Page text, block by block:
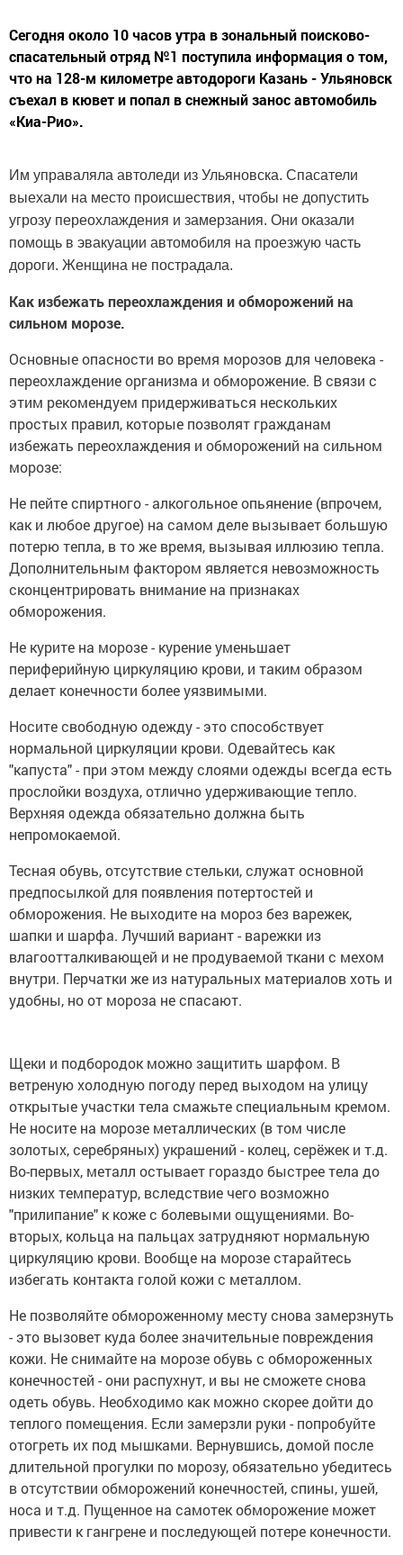
Сегодня около 10 часов утра в зональный поисково-
спасательный отряд №1 поступила информация о том,
что на 128-м километре автодороги Казань - Ульяновск
съехал в кювет и попал в снежный занос автомобиль
«Киа-Рио».
Им управаляла автоледи из Ульяновска. Спасатели
выехали на место происшествия, чтобы не допустить
угрозу переохлаждения и замерзания. Они оказали
помощь в эвакуации автомобиля на проезжую часть
дороги. Женщина не пострадала.
Как избежать переохлаждения и обморожений на
сильном морозе.
Основные опасности во время морозов для человека -
переохлаждение организма и обморожение. В связи с
этим рекомендуем придерживаться нескольких
простых правил, которые позволят гражданам
избежать переохлаждения и обморожений на сильном
морозе:
Не пейте спиртного - алкогольное опьянение (впрочем,
как и любое другое) на самом деле вызывает большую
потерю тепла, в то же время, вызывая иллюзию тепла.
Дополнительным фактором является невозможность
сконцентрировать внимание на признаках
обморожения.
Не курите на морозе - курение уменьшает
периферийную циркуляцию крови, и таким образом
делает конечности более уязвимыми.
Носите свободную одежду - это способствует
нормальной циркуляции крови. Одевайтесь как
"капуста" - при этом между слоями одежды всегда есть
прослойки воздуха, отлично удерживающие тепло.
Верхняя одежда обязательно должна быть
непромокаемой.
Тесная обувь, отсутствие стельки, служат основной
предпосылкой для появления потертостей и
обморожения. Не выходите на мороз без варежек,
шапки и шарфа. Лучший вариант - варежки из
влагоотталкивающей и не продуваемой ткани с мехом
внутри. Перчатки же из натуральных материалов хоть и
удобны, но от мороза не спасают.
Щеки и подбородок можно защитить шарфом. В
ветреную холодную погоду перед выходом на улицу
открытые участки тела смажьте специальным кремом.
Не носите на морозе металлических (в том числе
золотых, серебряных) украшений - колец, серёжек и т.д.
Во-первых, металл остывает гораздо быстрее тела до
низких температур, вследствие чего возможно
"прилипание" к коже с болевыми ощущениями. Во-
вторых, кольца на пальцах затрудняют нормальную
циркуляцию крови. Вообще на морозе старайтесь
избегать контакта голой кожи с металлом.
Не позволяйте обмороженному месту снова замерзнуть
- это вызовет куда более значительные повреждения
кожи. Не снимайте на морозе обувь с обмороженных
конечностей - они распухнут, и вы не сможете снова
одеть обувь. Необходимо как можно скорее дойти до
теплого помещения. Если замерзли руки - попробуйте
отогреть их под мышками. Вернувшись, домой после
длительной прогулки по морозу, обязательно убедитесь
в отсутствии обморожений конечностей, спины, ушей,
носа и т.д. Пущенное на самотек обморожение может
привести к гангрене и последующей потере конечности.